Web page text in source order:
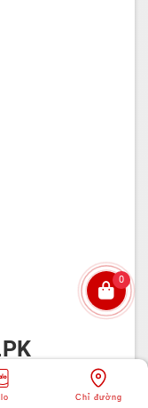
Phụng Khang
0
Chỉ đường